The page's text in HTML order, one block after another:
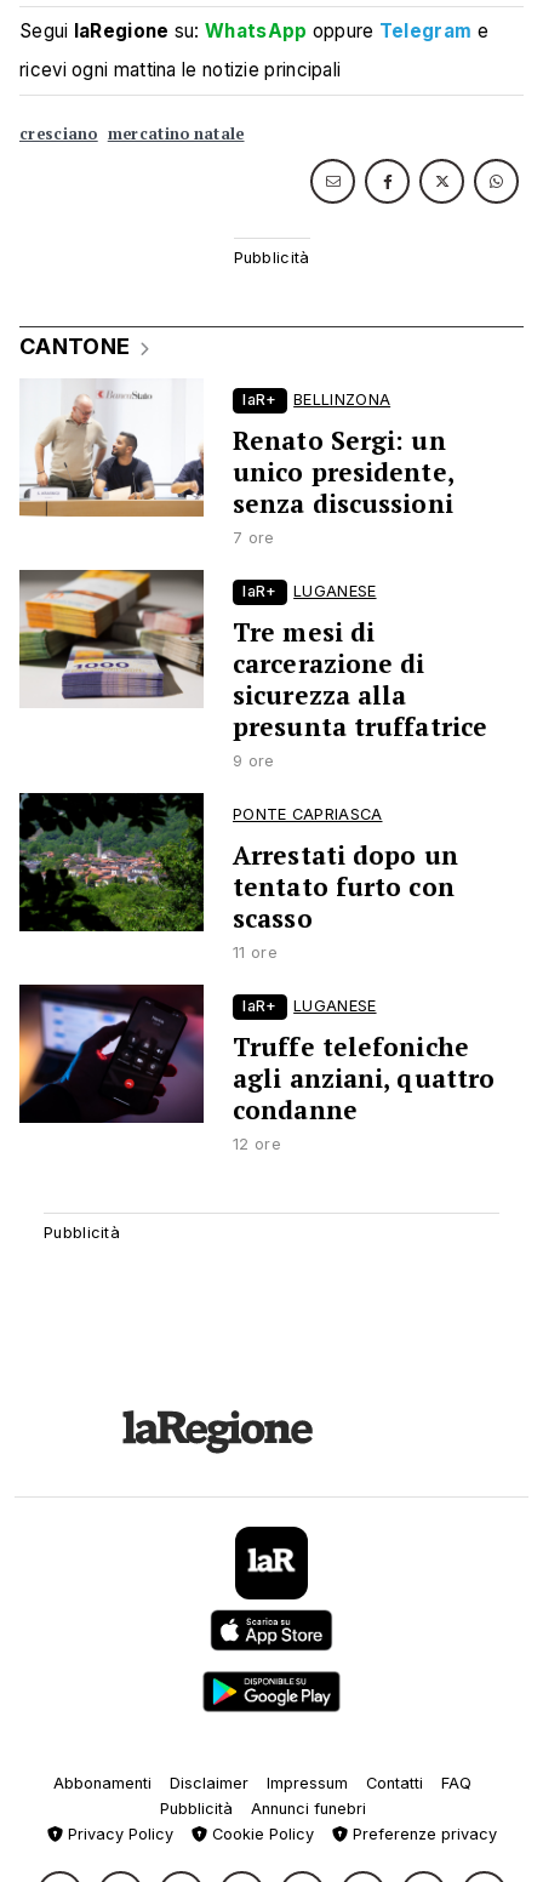
Segui laRegione su:WhatsApp oppure Telegram e
ricevi ogni mattina le notizie principali
cresciano mercatino natale
CANTONE
laR+ BELLINZONA
Renato Sergi: un
unico presidente,
senza discussioni
7 ore
laR+ LUGANESE
Tre mesi di
carcerazione di
sicurezza alla
presunta truffatrice
9 ore
PONTE CAPRIASCA
Arrestati dopo un
tentato furto con
scasso
11 ore
laR+ LUGANESE
Truffe telefoniche
agli anziani, quattro
condanne
12 ore
Abbonamenti Disclaimer Impressum Contatti
FAQ
Pubblicità
Annunci funebri
Privacy Policy
Cookie Policy Preferenze privacy